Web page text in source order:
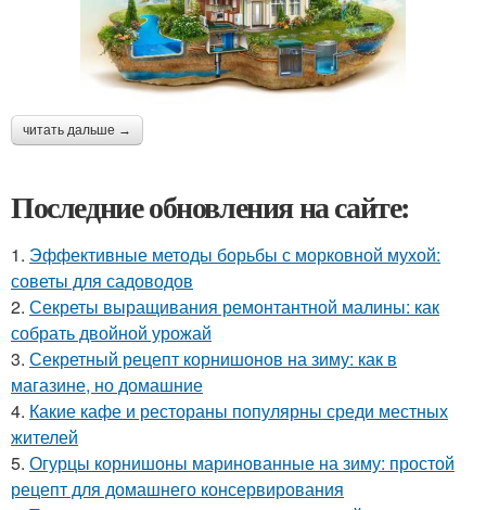
читать дальше →
Последние обновления на сайте:
1. Эффективные методы борьбы с морковной мухой:
советы для садоводов
2. Секреты выращивания ремонтантной малины: как
собрать двойной урожай
3. Секретный рецепт корнишонов на зиму: как в
магазине, но домашние
4. Какие кафе и рестораны популярны среди местных
жителей
5. Огурцы корнишоны маринованные на зиму: простой
рецепт для домашнего консервирования